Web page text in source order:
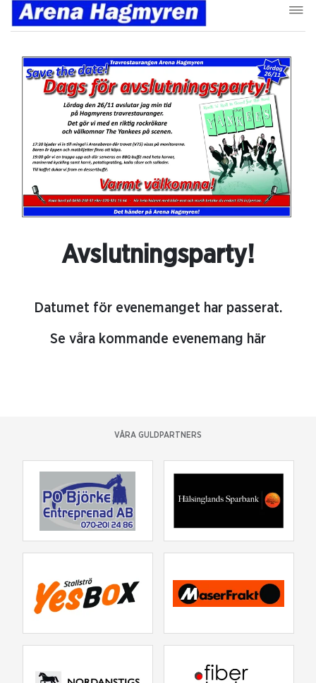
Avslutningsparty!
Datumet för evenemanget har passerat.
Se våra kommande evenemang här
VÅRA GULDPARTNERS